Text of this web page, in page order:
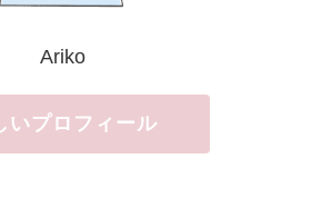
Ariko
いプロフィール